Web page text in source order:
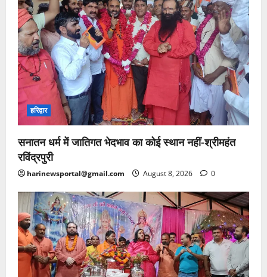
हरिद्वार
सनातन धर्म में जातिगत भेदभाव का कोई स्थान नहीं-श्रीमहंत
रविंद्रपुरी
harinewsportal@gmail.com August 8, 2026 0